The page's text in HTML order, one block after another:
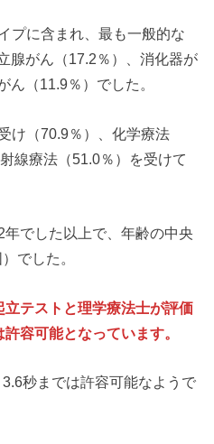
プに含まれ、最も一般的な
腺がん（17.2％）、消化器が
ん（11.9％）でした。
け（70.9％）、化学療法
線療法（51.0％）を受けて
でした以上で、年齢の中央
でした。
テストと理学療法士が評価
容可能となっています。
秒までは許容可能なようで